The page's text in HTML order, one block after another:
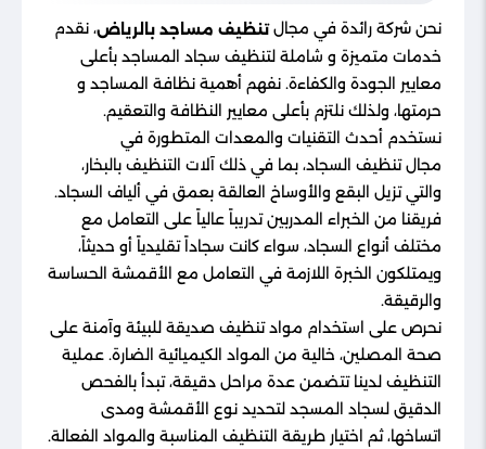
نحن شركة رائدة في مجالتنظيف مساجد بالرياض، نقدم
خدمات متميزة و شاملة لتنظيف سجاد المساجد بأعلى
معايير الجودة والكفاءة. نفهم أهمية نظافة المساجد و
حرمتها، ولذلك نلتزم بأعلى معايير النظافة والتعقيم.
نستخدم أحدث التقنيات والمعدات المتطورة في
مجال تنظيف السجاد، بما في ذلك آلات التنظيف بالبخار،
والتي تزيل البقع والأوساخ العالقة بعمق في ألياف السجاد.
فريقنا من الخبراء المدربين تدريباً عالياً على التعامل مع
مختلف أنواع السجاد، سواء كانت سجاداً تقليدياً أو حديثاً،
ويمتلكون الخبرة اللازمة في التعامل مع الأقمشة الحساسة
والرقيقة.
نحرص على استخدام مواد تنظيف صديقة للبيئة وآمنة على
صحة المصلين، خالية من المواد الكيميائية الضارة. عملية
التنظيف لدينا تتضمن عدة مراحل دقيقة، تبدأ بالفحص
الدقيق لسجاد المسجد لتحديد نوع الأقمشة ومدى
اتساخها، ثم اختيار طريقة التنظيف المناسبة والمواد الفعالة.